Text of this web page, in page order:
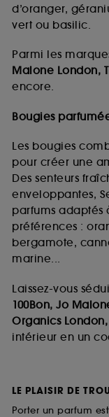
d’oranger,
vert ou basilic.
Parmi les
Malone London,
encore.
Bougies
Les bougies
pour créer une
Des senteurs
enveloppantes,
parfums adaptés
préférences :
bergamote,
marine...
Laissez-vous
100Bon, Jo
Organics London,
intérieur en un
LE PLAISIR DE
Porter un parfum